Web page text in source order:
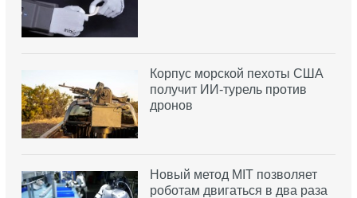
Корпус морской пехоты США
получит ИИ-турель против
дронов
Новый метод MIT позволяет
роботам двигаться в два раза